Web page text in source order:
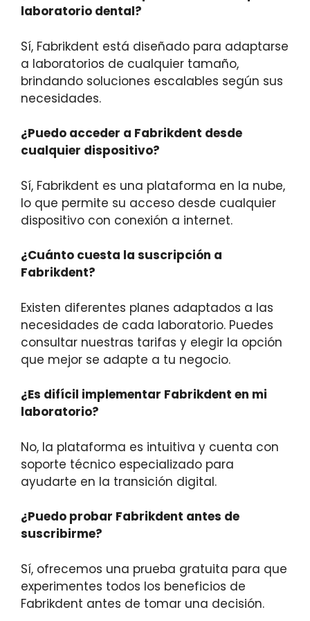
laboratorio dental?
Sí, Fabrikdent está diseñado para adaptarse
a laboratorios de cualquier tamaño,
brindando soluciones escalables según sus
necesidades.
¿Puedo acceder a Fabrikdent desde
cualquier dispositivo?
Sí, Fabrikdent es una plataforma en la nube,
lo que permite su acceso desde cualquier
dispositivo con conexión a internet.
¿Cuánto cuesta la suscripción a
Fabrikdent?
Existen diferentes planes adaptados a las
necesidades de cada laboratorio. Puedes
consultar nuestras tarifas y elegir la opción
que mejor se adapte a tu negocio.
¿Es difícil implementar Fabrikdent en mi
laboratorio?
No, la plataforma es intuitiva y cuenta con
soporte técnico especializado para
ayudarte en la transición digital.
¿Puedo probar Fabrikdent antes de
suscribirme?
Sí, ofrecemos una prueba gratuita para que
experimentes todos los beneficios de
Fabrikdent antes de tomar una decisión.